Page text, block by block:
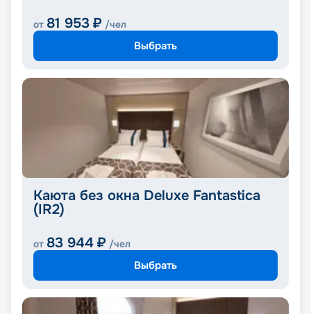
от 81 953 ₽ /чел
Выбрать
Каюта без окна Deluxe Fantastica
(IR2)
от 83 944 ₽ /чел
Выбрать